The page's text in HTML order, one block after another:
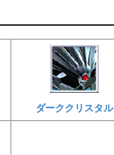
ダーククリスタル